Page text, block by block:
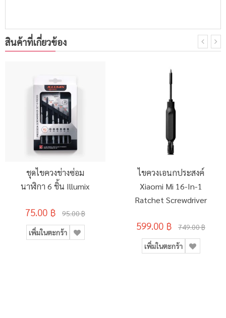
สินค้าที่เกี่ยวข้อง
ชุดไขควงช่างซ่อม
นาฬิกา 6 ชิ้น Illumix
75.00 ฿ 95.00 ฿
เพิ่มในตะกร้า
ไขควงเอนกประสงค์
Xiaomi Mi 16-In-1
Ratchet Screwdriver
599.00 ฿ 749.00 ฿
เพิ่มในตะกร้า